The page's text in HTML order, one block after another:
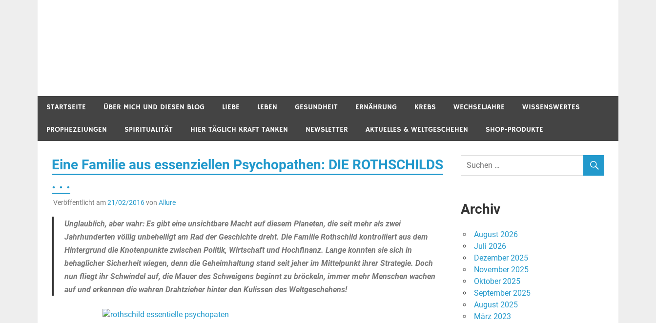
STARTSEITE ÜBER MICH UND DIESEN BLOG LIEBE LEBEN GESUNDHEIT ERNÄHRUNG KREBS WECHSELJAHRE WISSENSWERTES
PROPHEZEIUNGEN SPIRITUALITÄT HIER TÄGLICH KRAFT TANKEN NEWSLETTER AKTUELLES & WELTGESCHEHEN SHOP-PRODUKTE
Eine Familie aus essenziellen Psychopathen: DIE ROTHSCHILDS
. . .
Veröffentlicht am21/02/2016von Allure
Unglaublich, aber wahr: Es gibt eine unsichtbare Macht auf diesem Planeten, die seit mehr als zwei
Jahrhunderten völlig unbehelligt am Rad der Geschichte dreht. Die Familie Rothschild kontrolliert aus dem
Hintergrund die Knotenpunkte zwischen Politik, Wirtschaft und Hochfinanz. Lange konnten sie sich in
behaglicher Sicherheit wiegen, denn die Geheimhaltung stand seit jeher im Mittelpunkt ihrer Strategie. Doch
nun fliegt ihr Schwindel auf, die Mauer des Schweigens beginnt zu bröckeln, immer mehr Menschen wachen
auf und erkennen die wahren Drahtzieher hinter den Kulissen des Weltgeschehens!
Archiv
August 2026
Juli 2026
Dezember 2025
November 2025
Oktober 2025
September 2025
August 2025
März 2023